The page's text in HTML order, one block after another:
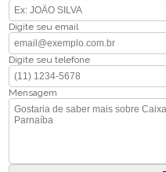
Digite seu email
Digite seu telefone
Mensagem